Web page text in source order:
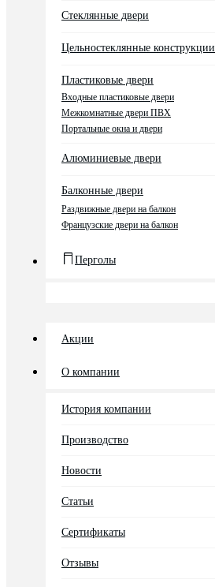
Стеклянные двери
Цельностеклянные конструкции
Пластиковые двери
Входные пластиковые двери
Межкомнатные двери ПВХ
Портальные окна и двери
Алюминиевые двери
Балконные двери
Раздвижные двери на балкон
Французские двери на балкон
Перголы
Акции
О компании
История компании
Производство
Новости
Статьи
Сертификаты
Отзывы